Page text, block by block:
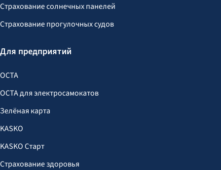
Страхование солнечных панелей
Страхование прогулочных судов
Для предприятий
OCTA
OCTA для электросамокатов
Зелёная карта
KASKO
KASKO Старт
Страхование здоровья